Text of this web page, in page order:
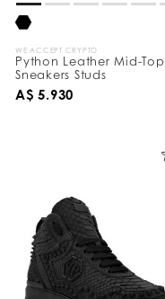
WE ACCEPT CRYPTO
Python Leather Mid-Top
Sneakers Studs
A$ 5.930